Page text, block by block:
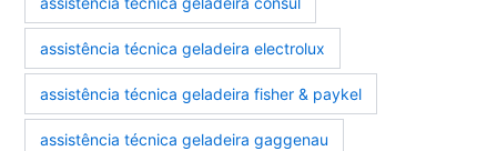
assistência técnica geladeira electrolux
assistência técnica geladeira fisher & paykel
assistência técnica geladeira gaggenau